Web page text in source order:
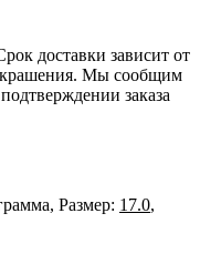
доставки зависит от
Мы сообщим
заказа
Размер: 17.0,